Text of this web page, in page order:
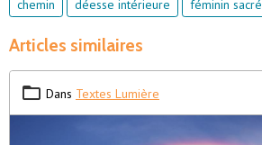
chemin déesse intérieure féminin sacré
Articles similaires
Dans Textes Lumière